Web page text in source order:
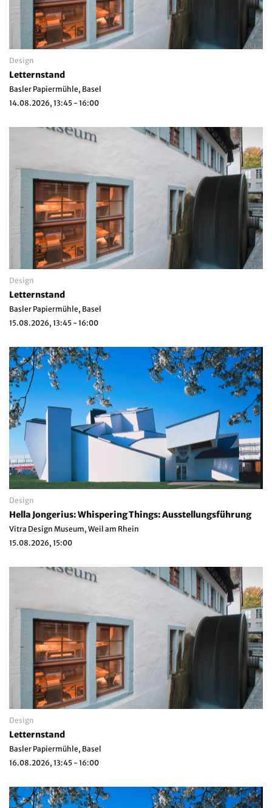
Design
Letternstand
Basler Papiermühle, Basel
14.08.2026, 13:45 - 16:00
Design
Letternstand
Basler Papiermühle, Basel
15.08.2026, 13:45 - 16:00
Design
Hella Jongerius: Whispering Things: Ausstellungsführung
Vitra Design Museum, Weil am Rhein
15.08.2026, 15:00
Design
Letternstand
Basler Papiermühle, Basel
16.08.2026, 13:45 - 16:00